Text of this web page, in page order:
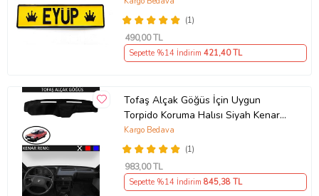
(1)
490,00 TL
Sepette %14 İndirim 421,40 TL
Tofaş Alçak Göğüs İçin Uygun
Torpido Koruma Halısı Siyah Kenar
Renk Siyah
(1)
Kargo Bedava
983,00 TL
Sepette %14 İndirim 845,38 TL